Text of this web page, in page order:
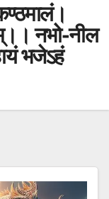
नभो-नील
भजेऽहं